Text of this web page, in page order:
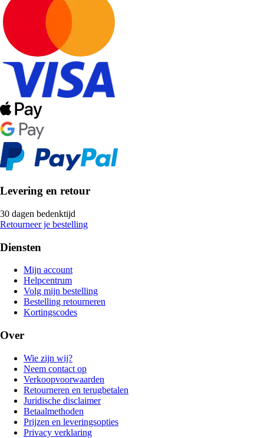
Levering en retour
30 dagen bedenktijd
Retourneer je bestelling
Diensten
Mijn account
Helpcentrum
Volg mijn bestelling
Bestelling retourneren
Kortingscodes
Over
Wie zijn wij?
Neem contact op
Verkoopvoorwaarden
Retourneren en terugbetalen
Juridische disclaimer
Betaalmethoden
Prijzen en leveringsopties
Privacy verklaring